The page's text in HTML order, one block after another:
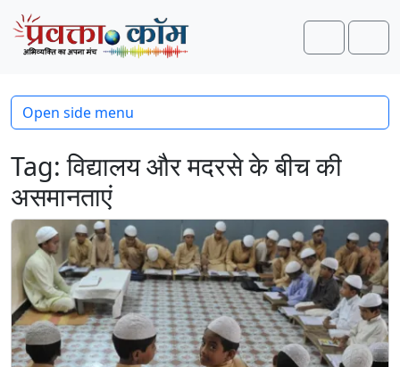
Skip to content
Skip to footer
Search
Tag:विद्यालय और मदरसे के बीच की
असमानताएं
Open side menu